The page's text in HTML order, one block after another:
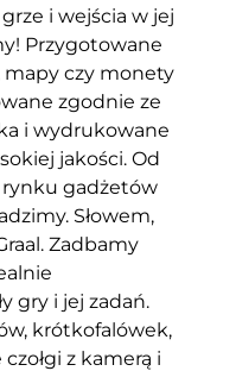
i wejścia w jej
Przygotowane
mapy czy monety
zgodnie ze
i wydrukowane
jakości. Od
gadżetów
Słowem,
Zadbamy
gry i jej zadań.
krótkofalówek,
z kamerą i